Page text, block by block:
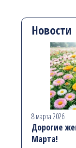
Новости
8 марта 2026
Дорогие
Марта!